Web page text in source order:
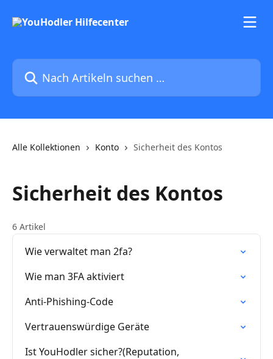
Nach Artikeln suchen …
Alle Kollektionen Konto Sicherheit des Kontos
Sicherheit des Kontos
6 Artikel
Wie verwaltet man 2fa?
Wie man 3FA aktiviert
Anti-Phishing-Code
Vertrauenswürdige Geräte
Ist YouHodler sicher?(Reputation,